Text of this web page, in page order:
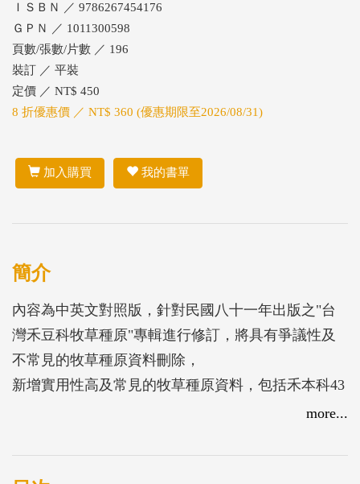
ＩＳＢＮ ／ 9786267454176
ＧＰＮ ／ 1011300598
頁數/張數/片數 ／ 196
裝訂 ／ 平裝
定價 ／ NT$ 450
8 折優惠價 ／ NT$ 360 (優惠期限至2026/08/31)
加入購買 我的書單
簡介
內容為中英文對照版，針對民國八十一年出版之"台
灣禾豆科牧草種原"專輯進行修訂，將具有爭議性及
不常見的牧草種原資料刪除，
新增實用性高及常見的牧草種原資料，包括禾本科43
種及豆科40種，共計原色圖片275張，並附植株型態
以提供各界人士對臺灣牧草種原有更深一層的認識。
more...